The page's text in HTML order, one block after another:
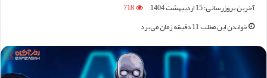
آخرین بروزرسانی: 15 اردیبهشت 1404
718
خواندن این مطلب 11 دقیقه زمان می‌برد